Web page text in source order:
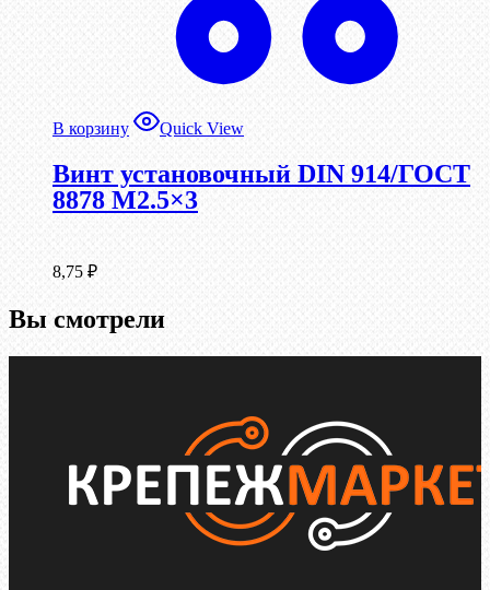
В корзину Quick View
Винт установочный DIN 914/ГОСТ
8878 M2.5×3
8,75 ₽
Вы смотрели